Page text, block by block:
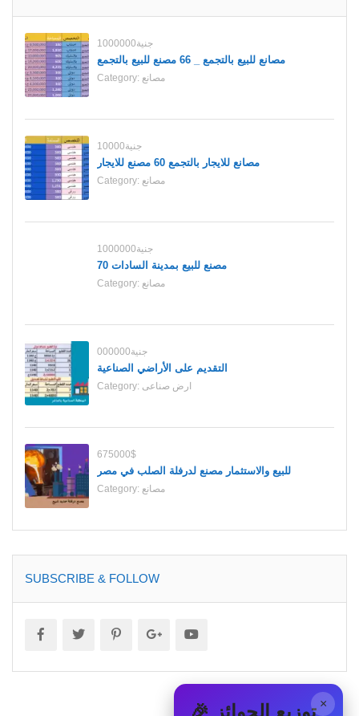
1000000جنية
مصانع للبيع بالتجمع _ 66 مصنع للبيع بالتجمع
Category: مصانع
10000جنية
مصانع للايجار بالتجمع 60 مصنع للايجار
Category: مصانع
1000000جنية
70 مصنع للبيع بمدينة السادات
Category: مصانع
000000جنية
التقديم على الأراضي الصناعية
Category: ارض صناعى
675000$
للبيع والاستثمار مصنع لدرفلة الصلب في مصر
Category: مصانع
SUBSCRIBE & FOLLOW
× 🎉 توزيع الجوائز